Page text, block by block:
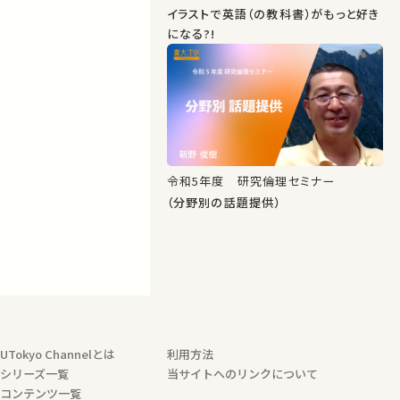
イラストで英語（の教科書）がもっと好き
になる?!
令和5年度 研究倫理セミナー
（分野別の話題提供）
UTokyo Channelとは
シリーズ一覧
コンテンツ一覧
利用方法
当サイトへのリンクについて